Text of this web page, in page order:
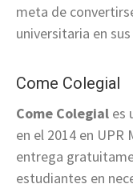
meta de
universitaria en
Come Colegial
Come Colegial es
en el 2014 en UPR
entrega
estudiantes en